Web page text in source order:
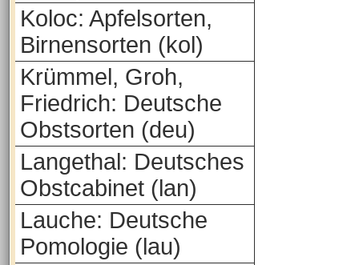
Koloc: Apfelsorten,
Birnensorten (kol)
Krümmel, Groh,
Friedrich: Deutsche
Obstsorten (deu)
Langethal: Deutsches
Obstcabinet (lan)
Lauche: Deutsche
Pomologie (lau)